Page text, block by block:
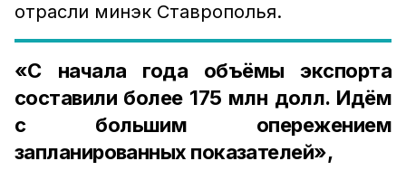
отрасли минэк Ставрополья.
«С начала года объёмы экспорта
составили более 175 млн долл. Идём
с большим опережением
запланированных показателей»,